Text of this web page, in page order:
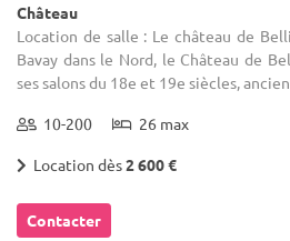
Château
Location de salle : Le château de
Bavay dans le Nord, le Château de
ses salons du 18e et 19e siècles,
10-200 26 max
Location dès2 600 €
Contacter